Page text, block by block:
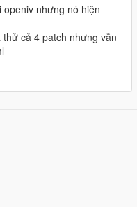
nhưng nó hiện
cả 4 patch nhưng vẫn